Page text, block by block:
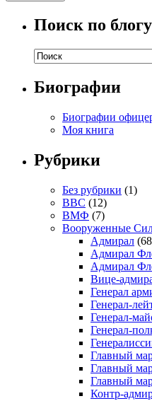
Поиск по блогу
Биографии
Биографии
Моя книга
Рубрики
Без рубрики (1)
ВВС (12)
ВМФ (7)
Вооруженные
Адмирал
Адмирал
Адмирал
Вице-
Генерал
Генерал-
Генерал-
Генерал-
Главный
Главный
Главный
Контр-